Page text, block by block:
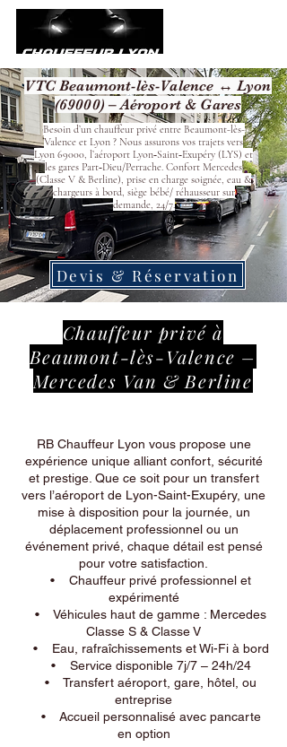
VTC Beaumont-lès-Valence ↔ Lyon
(69000) – Aéroport & Gares
Besoin d’un chauffeur privé entre Beaumont-lès-
Valence et Lyon ? Nous assurons vos trajets vers
Lyon 69000, l’aéroport Lyon‑Saint‑Exupéry (LYS) et
les gares Part‑Dieu/Perrache. Confort Mercedes
(Classe V & Berline), prise en charge soignée, eau &
chargeurs à bord, siège bébé/ réhausseur sur
demande, 24/7.
Devis & Réservation
Chauffeur privé à
Beaumont-lès-Valence –
Mercedes Van & Berline
RB Chauffeur Lyon vous propose une
expérience unique alliant confort, sécurité
et prestige. Que ce soit pour un transfert
vers l’aéroport de Lyon-Saint-Exupéry, une
mise à disposition pour la journée, un
déplacement professionnel ou un
événement privé, chaque détail est pensé
pour votre satisfaction.
• Chauffeur privé professionnel et
expérimenté
• Véhicules haut de gamme : Mercedes
Classe S & Classe V
• Eau, rafraîchissements et Wi-Fi à bord
• Service disponible 7j/7 – 24h/24
• Transfert aéroport, gare, hôtel, ou
entreprise
• Accueil personnalisé avec pancarte
en option